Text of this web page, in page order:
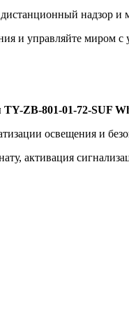
надзор и
и управляйте миром
ZB-801-01-72-SUF
освещения и
активация